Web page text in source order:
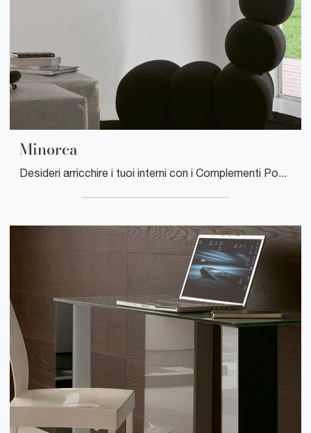
Minorca
Desideri arricchire i tuoi interni con i Complementi Ponti Terenghi? Eccoti diversi modelli di specchi in plastica come Minorca.